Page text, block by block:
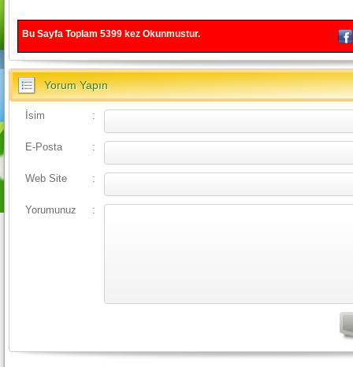
Bu Sayfa Toplam 5399kez Okunmustur.
Yorum Yapın
İsim :
E-Posta :
Web Site :
Yorumunuz :